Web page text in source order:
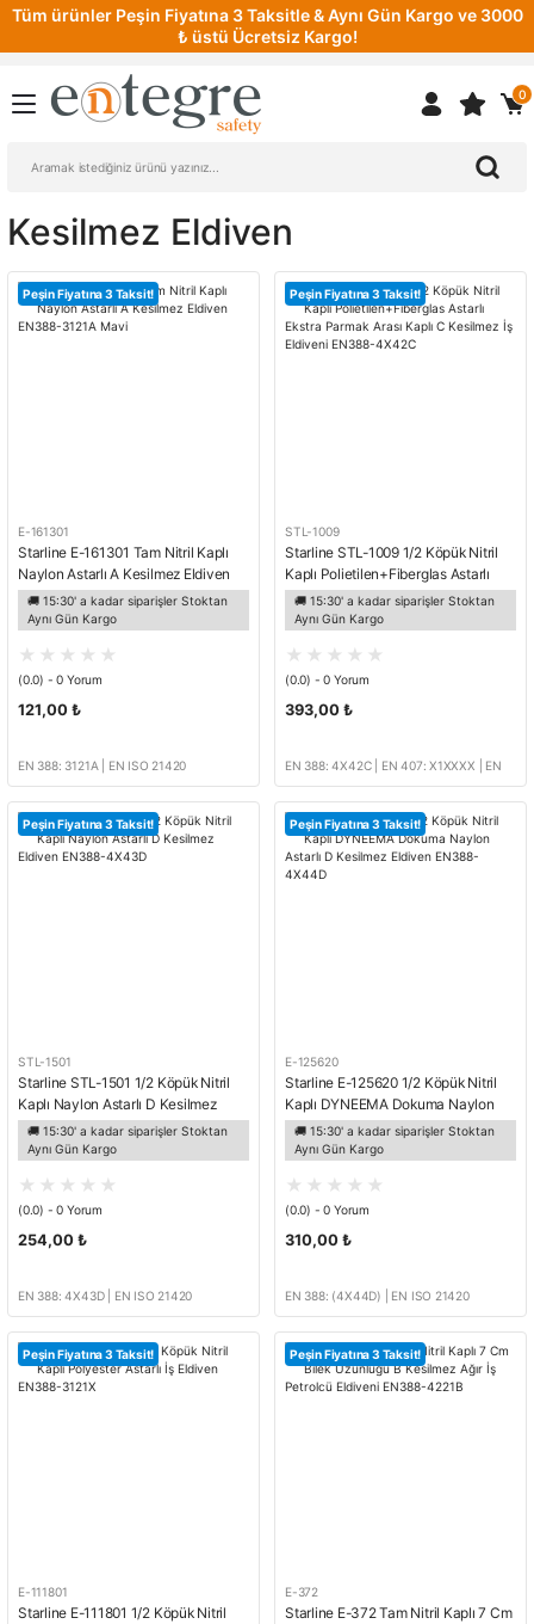
Tüm ürünler Peşin Fiyatına 3 Taksitle & Aynı Gün Kargo ve 3000
₺ üstü Ücretsiz Kargo!
0
Kesilmez Eldiven
Peşin Fiyatına 3 Taksit!
E-161301
Starline E-161301 Tam Nitril Kaplı
Naylon Astarlı A Kesilmez Eldiven
EN388-3121A Mavi
🚚 15:30' a kadar siparişler Stoktan
Aynı Gün Kargo
(0.0) - 0 Yorum
121,00 ₺
EN 388: 3121A | EN ISO 21420
Peşin Fiyatına 3 Taksit!
STL-1009
Starline STL-1009 1/2 Köpük Nitril
Kaplı Polietilen+Fiberglas Astarlı
Ekstra Parmak Arası Kaplı C
Kesilmez İş Eldiveni EN388-4X42C
🚚 15:30' a kadar siparişler Stoktan
Aynı Gün Kargo
(0.0) - 0 Yorum
393,00 ₺
EN 388: 4X42C | EN 407: X1XXXX | EN
ISO 21420
Peşin Fiyatına 3 Taksit!
STL-1501
Starline STL-1501 1/2 Köpük Nitril
Kaplı Naylon Astarlı D Kesilmez
Eldiven EN388-4X43D
🚚 15:30' a kadar siparişler Stoktan
Aynı Gün Kargo
(0.0) - 0 Yorum
254,00 ₺
EN 388: 4X43D | EN ISO 21420
Peşin Fiyatına 3 Taksit!
E-125620
Starline E-125620 1/2 Köpük Nitril
Kaplı DYNEEMA Dokuma Naylon
Astarlı D Kesilmez Eldiven EN388-
4X44D
🚚 15:30' a kadar siparişler Stoktan
Aynı Gün Kargo
(0.0) - 0 Yorum
310,00 ₺
EN 388: (4X44D) | EN ISO 21420
Peşin Fiyatına 3 Taksit!
E-111801
Starline E-111801 1/2 Köpük Nitril
Peşin Fiyatına 3 Taksit!
E-372
Starline E-372 Tam Nitril Kaplı 7 Cm